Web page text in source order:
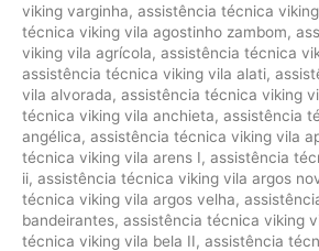
viking varginha, assistência técnica
técnica viking vila agostinho zambom,
viking vila agrícola, assistência técnica
assistência técnica viking vila alati,
vila alvorada, assistência técnica viking
técnica viking vila anchieta, assistência
angélica, assistência técnica viking vila
técnica viking vila arens I, assistência
ii, assistência técnica viking vila argos
técnica viking vila argos velha,
bandeirantes, assistência técnica viking
técnica viking vila bela II, assistência